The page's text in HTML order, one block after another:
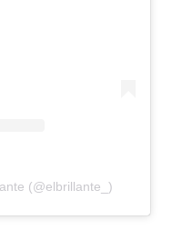
(@elbrillante_)